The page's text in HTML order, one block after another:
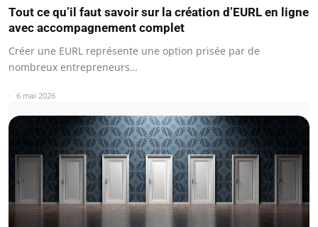
Tout ce qu’il faut savoir sur la création d’EURL en ligne
avec accompagnement complet
Créer une EURL représente une option prisée par de
nombreux entrepreneurs…
6 mai 2026